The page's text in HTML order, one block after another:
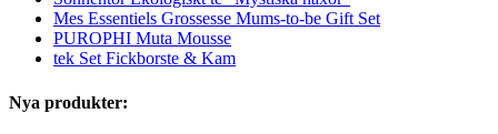
Mes Essentiels Grossesse Mums-to-be Gift Set
PUROPHI Muta Mousse
tek Set Fickborste & Kam
Nya produkter: